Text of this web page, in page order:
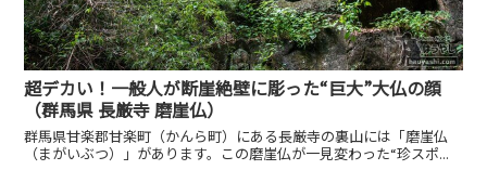
超デカい！一般人が断崖絶壁に彫った“巨大”大仏の顔
（群馬県 長厳寺 磨崖仏）
群馬県甘楽郡甘楽町（かんら町）にある長厳寺の裏山には「磨崖仏
（まがいぶつ）」があります。この磨崖仏が一見変わった“珍スポ...